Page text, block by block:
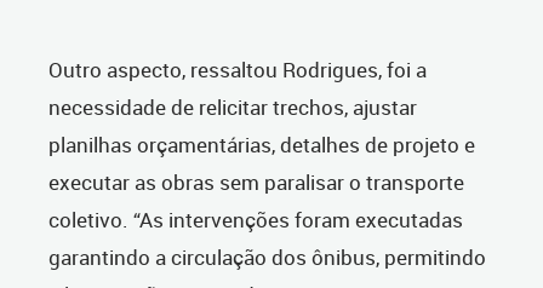
Outro aspecto, ressaltou Rodrigues, foi a
necessidade de relicitar trechos, ajustar
planilhas orçamentárias, detalhes de projeto e
executar as obras sem paralisar o transporte
coletivo. “As intervenções foram executadas
garantindo a circulação dos ônibus, permitindo